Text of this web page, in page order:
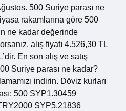
500 Suriye parası ne
rakamlarına göre 500
ne kadar değerinde
alış fiyatı 4.526,30 TL
En son alış ve satış
Suriye parası ne kadar?
indirin. Döviz kurları
500 SYP1.30459
SYP5.21836